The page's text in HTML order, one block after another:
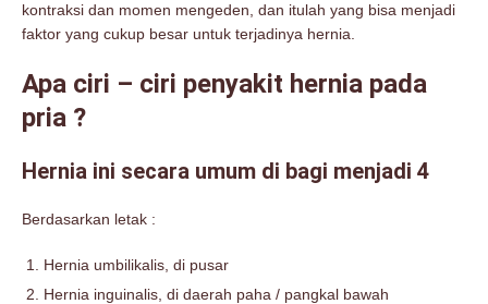
kontraksi dan momen mengeden, dan itulah yang bisa menjadi
faktor yang cukup besar untuk terjadinya hernia.
Apa ciri – ciri penyakit hernia pada
pria ?
Hernia ini secara umum di bagi menjadi 4
Berdasarkan letak :
Hernia umbilikalis, di pusar
Hernia inguinalis, di daerah paha / pangkal bawah